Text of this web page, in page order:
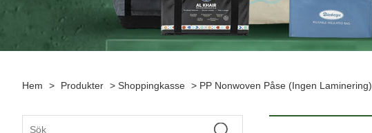
Hem > Produkter > Shoppingkasse > PP Nonwoven Påse (ingen Laminering)